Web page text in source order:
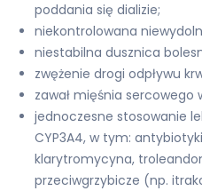
poddania się dializie;
niekontrolowana
niestabilna dusznica
zwężenie drogi odpływu
zawał mięśnia
jednoczesne stosowanie
CYP3A4, w tym:
klarytromycyna,
przeciwgrzybicze (np.